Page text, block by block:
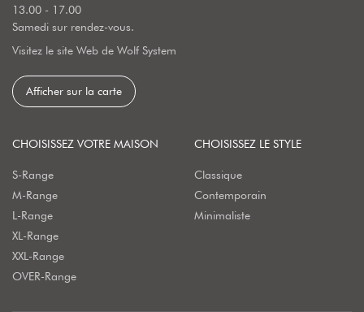
13.00 - 17.00
Samedi sur rendez-vous.
Visitez le site Web de Wolf System
Afficher sur la carte
CHOISISSEZ VOTRE MAISON
S-Range
M-Range
L-Range
XL-Range
XXL-Range
OVER-Range
CHOISISSEZ LE STYLE
Classique
Contemporain
Minimaliste